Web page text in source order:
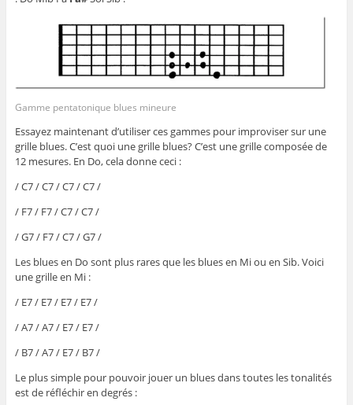
Gamme pentatonique blues mineure
Essayez maintenant d’utiliser ces gammes pour improviser sur une
grille blues. C’est quoi une grille blues? C’est une grille composée de
12 mesures. En Do, cela donne ceci :
/ C7 / C7 / C7 / C7 /
/ F7 / F7 / C7 / C7 /
/ G7 / F7 / C7 / G7 /
Les blues en Do sont plus rares que les blues en Mi ou en Sib. Voici
une grille en Mi :
/ E7 / E7 / E7 / E7 /
/ A7 / A7 / E7 / E7 /
/ B7 / A7 / E7 / B7 /
Le plus simple pour pouvoir jouer un blues dans toutes les tonalités
est de réfléchir en degrés :